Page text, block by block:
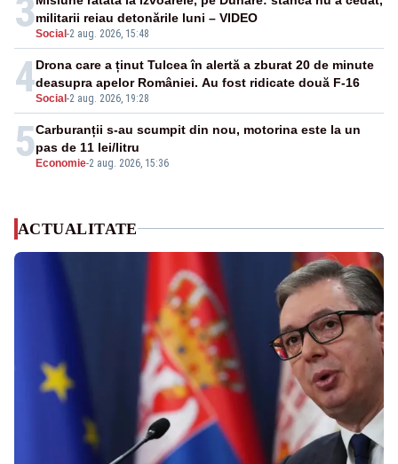
3Social-2 aug. 2026, 15:48
militarii reiau detonările luni – VIDEO
4Social-2 aug. 2026, 19:28
Drona care a ținut Tulcea în alertă a zburat 20 de minute
deasupra apelor României. Au fost ridicate două F-16
5Economie-2 aug. 2026, 15:36
Carburanții s-au scumpit din nou, motorina este la un
pas de 11 lei/litru
ACTUALITATE